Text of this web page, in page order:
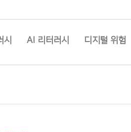
시 AI 리터러시 디지털 위험